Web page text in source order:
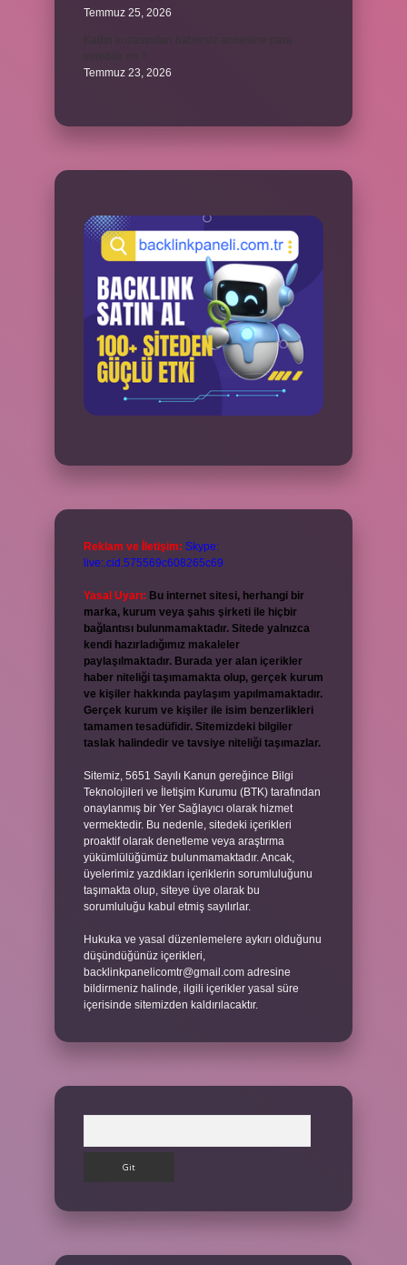
Temmuz 25, 2026
Temmuz 23, 2026
Reklam ve İletişim: Skype:
live:.cid.575569c608265c69
Yasal Uyarı: Bu internet sitesi, herhangi bir
marka, kurum veya şahıs şirketi ile hiçbir
bağlantısı bulunmamaktadır. Sitede yalnızca
kendi hazırladığımız makaleler
paylaşılmaktadır. Burada yer alan içerikler
haber niteliği taşımamakta olup, gerçek kurum
ve kişiler hakkında paylaşım yapılmamaktadır.
Gerçek kurum ve kişiler ile isim benzerlikleri
tamamen tesadüfidir. Sitemizdeki bilgiler
taslak halindedir ve tavsiye niteliği taşımazlar.
Sitemiz, 5651 Sayılı Kanun gereğince Bilgi
Teknolojileri ve İletişim Kurumu (BTK) tarafından
onaylanmış bir Yer Sağlayıcı olarak hizmet
vermektedir. Bu nedenle, sitedeki içerikleri
proaktif olarak denetleme veya araştırma
yükümlülüğümüz bulunmamaktadır. Ancak,
üyelerimiz yazdıkları içeriklerin sorumluluğunu
taşımakta olup, siteye üye olarak bu
sorumluluğu kabul etmiş sayılırlar.
Hukuka ve yasal düzenlemelere aykırı olduğunu
düşündüğünüz içerikleri,
backlinkpanelicomtr@gmail.com adresine
bildirmeniz halinde, ilgili içerikler yasal süre
içerisinde sitemizden kaldırılacaktır.